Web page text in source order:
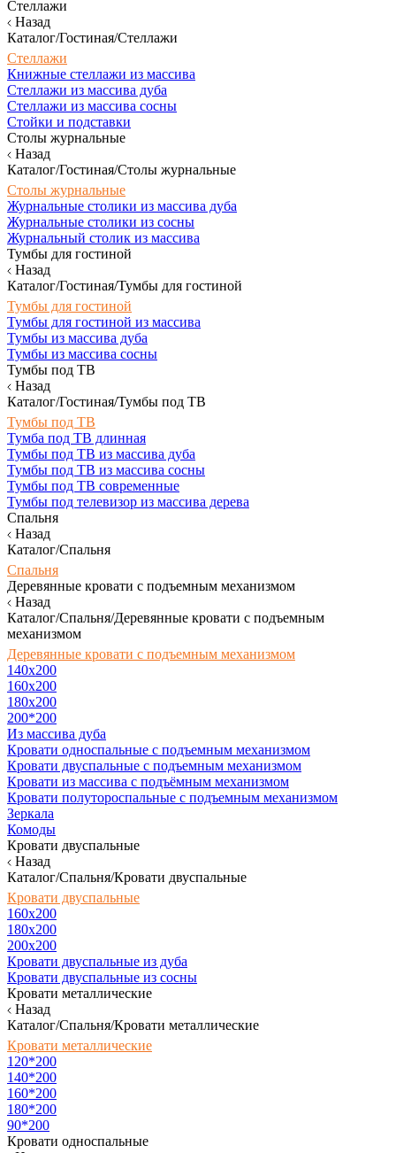
Стеллажи
Назад
Каталог/Гостиная/Стеллажи
Стеллажи
Книжные стеллажи из массива
Стеллажи из массива дуба
Стеллажи из массива сосны
Стойки и подставки
Столы журнальные
Назад
Каталог/Гостиная/Столы журнальные
Столы журнальные
Журнальные столики из массива дуба
Журнальные столики из сосны
Журнальный столик из массива
Тумбы для гостиной
Назад
Каталог/Гостиная/Тумбы для гостиной
Тумбы для гостиной
Тумбы для гостиной из массива
Тумбы из массива дуба
Тумбы из массива сосны
Тумбы под ТВ
Назад
Каталог/Гостиная/Тумбы под ТВ
Тумбы под ТВ
Тумба под ТВ длинная
Тумбы под ТВ из массива дуба
Тумбы под ТВ из массива сосны
Тумбы под ТВ современные
Тумбы под телевизор из массива дерева
Спальня
Назад
Каталог/Спальня
Спальня
Деревянные кровати с подъемным механизмом
Назад
Каталог/Спальня/Деревянные кровати с подъемным
механизмом
Деревянные кровати с подъемным механизмом
140x200
160х200
180х200
200*200
Из массива дуба
Кровати односпальные с подъемным механизмом
Кровати двуспальные с подъемным механизмом
Кровати из массива с подъёмным механизмом
Кровати полутороспальные с подъемным механизмом
Зеркала
Комоды
Кровати двуспальные
Назад
Каталог/Спальня/Кровати двуспальные
Кровати двуспальные
160х200
180x200
200x200
Кровати двуспальные из дуба
Кровати двуспальные из сосны
Кровати металлические
Назад
Каталог/Спальня/Кровати металлические
Кровати металлические
120*200
140*200
160*200
180*200
90*200
Кровати односпальные